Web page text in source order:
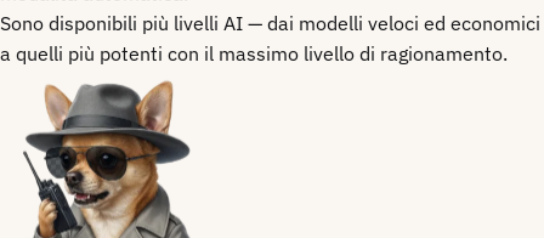
Sono disponibili più livelli AI — dai modelli veloci ed economici
a quelli più potenti con il massimo livello di ragionamento.